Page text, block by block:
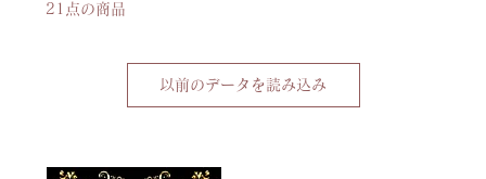
21点の商品
以前のデータを読み込み